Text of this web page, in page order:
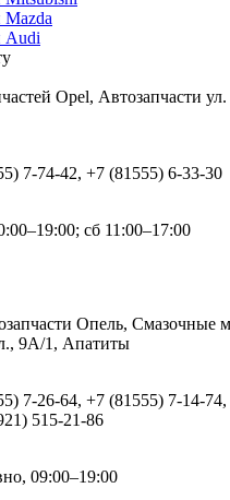
Mazda
Audi
Opel, Автозапчасти
7-74-42, +7 (81555) 6-33-30
сб 11:00–17:00
Опель, Смазочные
9А/1, Апатиты
7-26-64, +7 (81555) 7-14-
515-21-86
09:00–19:00